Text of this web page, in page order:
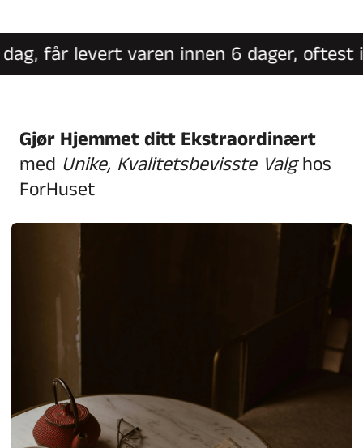
levert varen innen 6 dager, oftest
Gjør Hjemmet ditt Ekstraordinært
med Unike, Kvalitetsbevisste Valghos
ForHuset